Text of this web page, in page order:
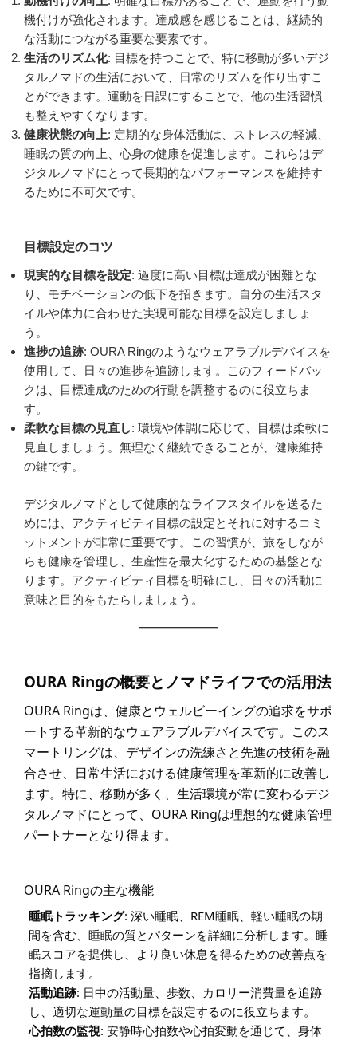
機付けが強化されます。達成感を感じることは、継続的
な活動につながる重要な要素です。
生活のリズム化: 目標を持つことで、特に移動が多いデジ
タルノマドの生活において、日常のリズムを作り出すこ
とができます。運動を日課にすることで、他の生活習慣
も整えやすくなります。
健康状態の向上: 定期的な身体活動は、ストレスの軽減、
睡眠の質の向上、心身の健康を促進します。これらはデ
ジタルノマドにとって長期的なパフォーマンスを維持す
るために不可欠です。
目標設定のコツ
現実的な目標を設定: 過度に高い目標は達成が困難とな
り、モチベーションの低下を招きます。自分の生活スタ
イルや体力に合わせた実現可能な目標を設定しましょ
う。
進捗の追跡: OURA Ringのようなウェアラブルデバイスを
使用して、日々の進捗を追跡します。このフィードバッ
クは、目標達成のための行動を調整するのに役立ちま
す。
柔軟な目標の見直し: 環境や体調に応じて、目標は柔軟に
見直しましょう。無理なく継続できることが、健康維持
の鍵です。
デジタルノマドとして健康的なライフスタイルを送るた
めには、アクティビティ目標の設定とそれに対するコミ
ットメントが非常に重要です。この習慣が、旅をしなが
らも健康を管理し、生産性を最大化するための基盤とな
ります。アクティビティ目標を明確にし、日々の活動に
意味と目的をもたらしましょう。
OURA Ringの概要とノマドライフでの活用法
OURA Ringは、健康とウェルビーイングの追求をサポ
ートする革新的なウェアラブルデバイスです。このス
マートリングは、デザインの洗練さと先進の技術を融
合させ、日常生活における健康管理を革新的に改善し
ます。特に、移動が多く、生活環境が常に変わるデジ
タルノマドにとって、OURA Ringは理想的な健康管理
パートナーとなり得ます。
OURA Ringの主な機能
睡眠トラッキング: 深い睡眠、REM睡眠、軽い睡眠の期
間を含む、睡眠の質とパターンを詳細に分析します。睡
眠スコアを提供し、より良い休息を得るための改善点を
指摘します。
活動追跡: 日中の活動量、歩数、カロリー消費量を追跡
し、適切な運動量の目標を設定するのに役立ちます。
心拍数の監視: 安静時心拍数や心拍変動を通じて、身体